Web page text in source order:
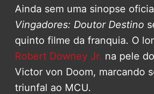
Ainda sem uma sinopse
Vingadores: Doutor Destino
quinto filme da franquia. O
Robert Downey Jr. na pele
Victor von Doom, marcando
triunfal ao MCU.